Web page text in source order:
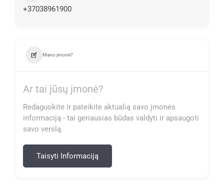
+37038961900
Mano įmonė?
Ar tai jūsų įmonė?
Redaguokite ir pateikite aktualią savo įmonės
informaciją - tai geriausias būdas valdyti ir apsaugoti
savo verslą.
Taisyti Informaciją